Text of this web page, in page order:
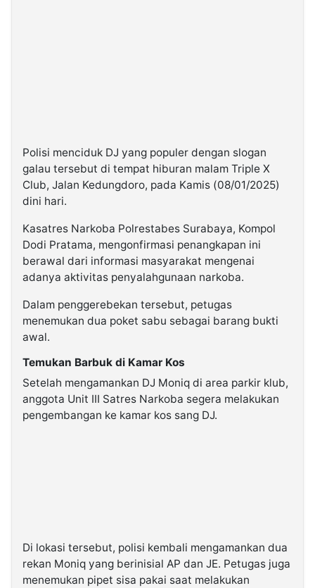
Polisi menciduk DJ yang populer dengan slogan
galau tersebut di tempat hiburan malam Triple X
Club, Jalan Kedungdoro, pada Kamis (08/01/2025)
dini hari.
Kasatres Narkoba Polrestabes Surabaya, Kompol
Dodi Pratama, mengonfirmasi penangkapan ini
berawal dari informasi masyarakat mengenai
adanya aktivitas penyalahgunaan narkoba.
Dalam penggerebekan tersebut, petugas
menemukan dua poket sabu sebagai barang bukti
awal.
Temukan Barbuk di Kamar Kos
Setelah mengamankan DJ Moniq di area parkir klub,
anggota Unit III Satres Narkoba segera melakukan
pengembangan ke kamar kos sang DJ.
Di lokasi tersebut, polisi kembali mengamankan dua
rekan Moniq yang berinisial AP dan JE. Petugas juga
menemukan pipet sisa pakai saat melakukan